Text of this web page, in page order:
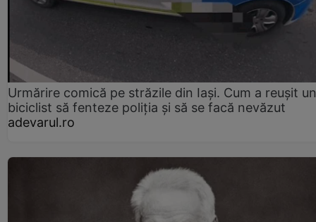
Urmărire comică pe străzile din Iași. Cum a reușit un
biciclist să fenteze poliția și să se facă nevăzut
adevarul.ro